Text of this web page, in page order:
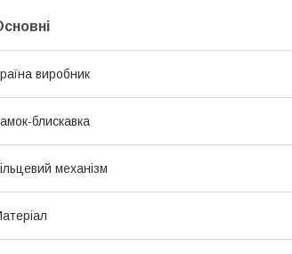
виробник
блискавка
механізм